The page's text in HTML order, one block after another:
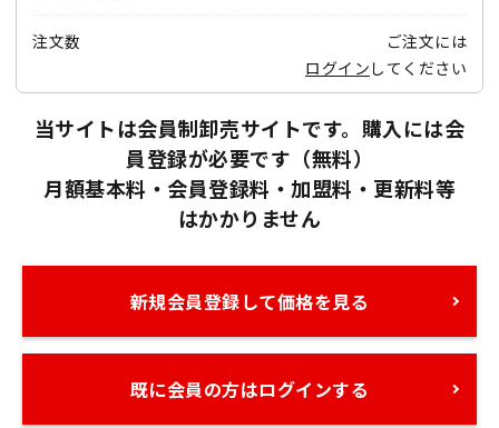
注文数
ご注文には
ログイン してください
当サイトは会員制卸売サイトです。購入には会
員登録が必要です（無料）
月額基本料・会員登録料・加盟料・更新料等
はかかりません
新規会員登録して価格を見る
既に会員の方はログインする